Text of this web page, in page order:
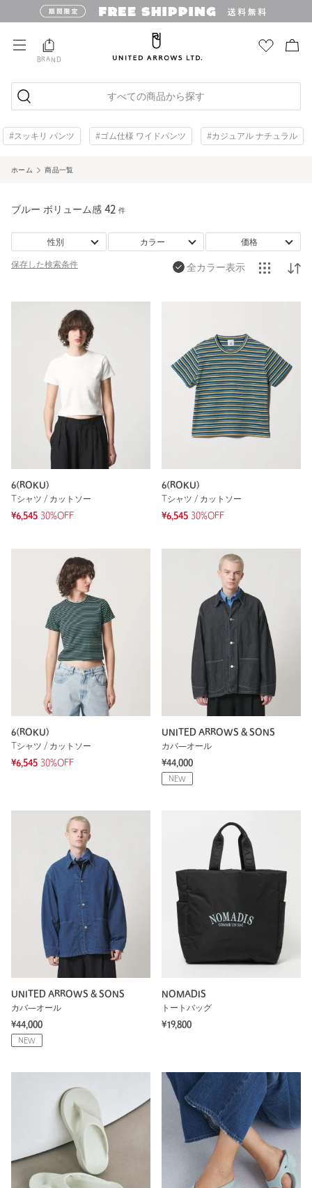
BRAND
すべての商品から探す
#スッキリ パンツ #ゴム仕様 ワイドパンツ #カジュアル ナチュラル
ホーム 商品一覧
ブルー ボリューム感 42 件
性別 カラー 価格
保存した検索条件 全カラー表示
6(ROKU)
Tシャツ / カットソー
¥6,545 30%OFF
6(ROKU)
Tシャツ / カットソー
¥6,545 30%OFF
6(ROKU)
Tシャツ / カットソー
¥6,545 30%OFF
UNITED ARROWS & SONS
カバ―オール
¥44,000
NEW
UNITED ARROWS & SONS
カバ―オール
¥44,000
NEW
NOMADIS
トートバッグ
¥19,800